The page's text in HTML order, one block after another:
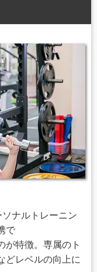
ソナルトレーニン
で
が特徴。専属のト
どレベルの向上に